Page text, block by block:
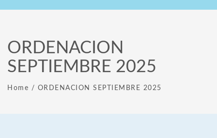
ORDENACION
SEPTIEMBRE 2025
Home / ORDENACION SEPTIEMBRE 2025